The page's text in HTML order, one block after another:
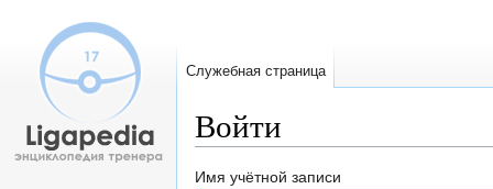
Войти
Перейти
Перейти
Имя учётной записи
Служебная страница